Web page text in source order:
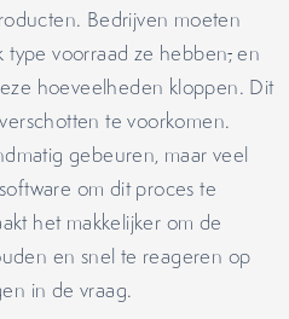
Bedrijven moeten
type voorraad ze hebben,en
hoeveelheden kloppen. Dit
te voorkomen.
gebeuren, maar veel
om dit proces te
het makkelijker om de
en snel te reageren op
in de vraag.